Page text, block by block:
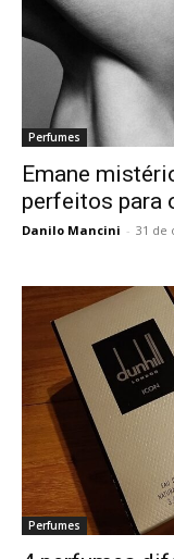
Perfumes
Emane
perfeitos para
Danilo Mancini - 31 de
Perfumes